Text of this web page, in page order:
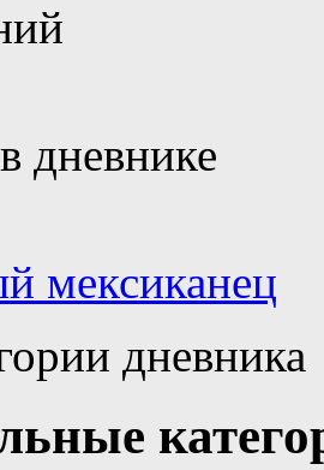
дневнике
мексиканец
дневника